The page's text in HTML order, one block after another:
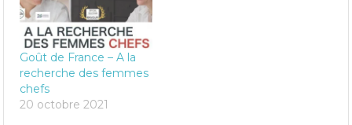
Goût de France – A la
recherche des femmes
chefs
20 octobre 2021